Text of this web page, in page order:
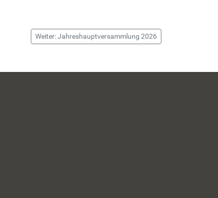
Weiter: Jahreshauptversammlung 2026